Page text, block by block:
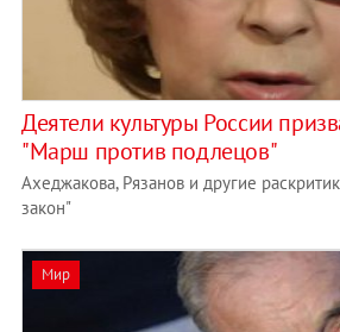
Деятели культуры России
"Марш против подлецов"
Ахеджакова, Рязанов и другие
закон"
Мир